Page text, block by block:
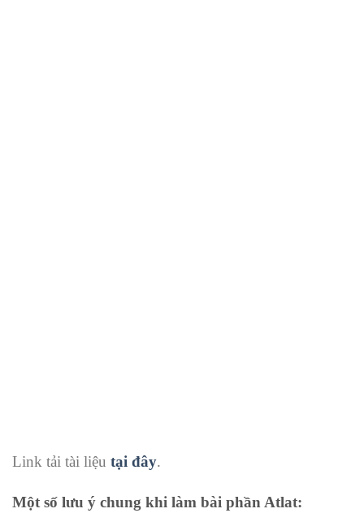
Link tải tài liệu tại đây.
Một số lưu ý chung khi làm bài phần Atlat: